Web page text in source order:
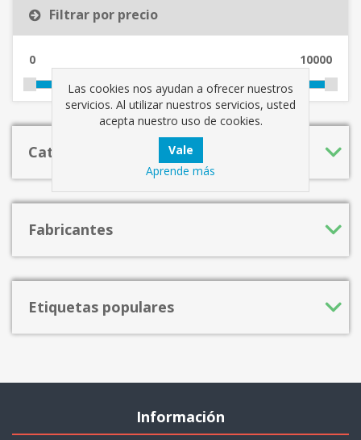
Filtrar por precio
0 10000
Categorías
Fabricantes
Etiquetas populares
Información
Las cookies nos ayudan a ofrecer nuestros
servicios. Al utilizar nuestros servicios, usted
acepta nuestro uso de cookies.
Aprende más